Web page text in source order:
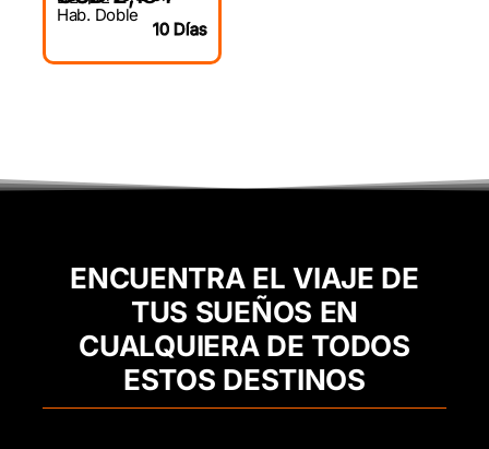
Hab. Doble
10 Días
ENCUENTRA EL VIAJE DE
TUS SUEÑOS EN
CUALQUIERA DE TODOS
ESTOS DESTINOS